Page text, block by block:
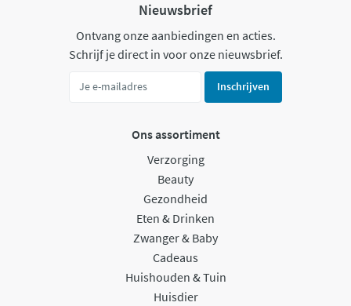
Nieuwsbrief
Ontvang onze aanbiedingen en acties.
Schrijf je direct in voor onze nieuwsbrief.
Inschrijven
Ons assortiment
Verzorging
Beauty
Gezondheid
Eten & Drinken
Zwanger & Baby
Cadeaus
Huishouden & Tuin
Huisdier